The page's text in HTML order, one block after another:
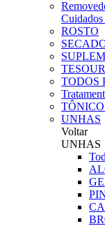
ROSTO
TODOS
UNHAS
Voltar
UNHAS